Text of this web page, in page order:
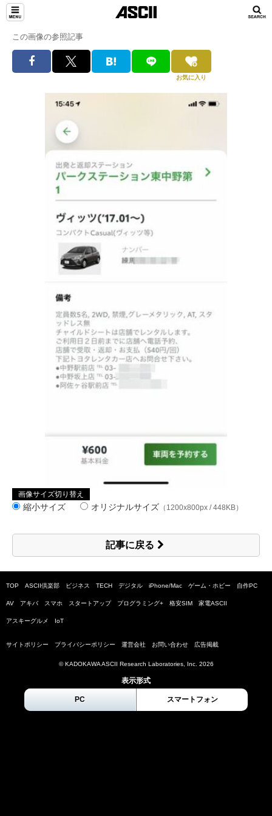
この画像の参照記事
お気に入り
画像サイズ切り替え
縮小サイズ オリジナルサイズ （1200x800px / 448KB）
記事に戻る
TOP ASCII倶楽部 ビジネス TECH デジタル iPhone/Mac ゲーム・ホビー 自作PC
AV アキバ スマホ スタートアップ プログラミング+ 格安SIM 家電ASCII
アスキーグルメ IoT
サイトポリシー プライバシーポリシー 運営会社 お問い合わせ 広告掲載
© KADOKAWA ASCII Research Laboratories, Inc. 2026
表示形式
PC スマートフォン